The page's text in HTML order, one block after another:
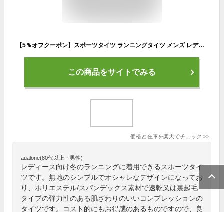
【5％オフクーポン】スポーツタイツ ランニングタイツ メンズ レディース スパッツ 秋 冬 インナー レギンス 速乾/裏起毛 スポーツレギンス アンダータイツ スポーツウェア トレーニングウェア 無地 ももひき 大きいサイズ 【QC】
この商品をサイトでみる
価格と在庫を楽天でチェック >>
aualone(80代以上・男性)
レディース向け冬のランニングに着用できるスポーツタイ
ツです。無地のシンプルでオシャレなデザインになってお
り、ポリエステル/スパンデックス素材で速乾又は裏起毛
タイプの弾力性のある肌ざわりのいいコンプレッションの
タイツです。コスト的にもお得感のあるものですので、良